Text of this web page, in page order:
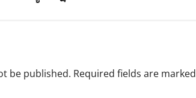
be published. Required fields are marked